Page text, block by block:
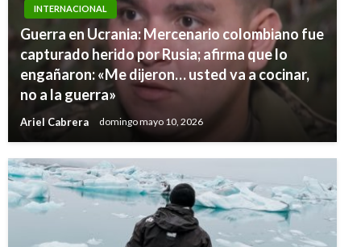
INTERNACIONAL
Guerra en Ucrania: Mercenario colombiano fue
capturado herido por Rusia; afirma que lo
engañaron: «Me dijeron… usted va a cocinar,
no a la guerra»
Ariel Cabrera domingo mayo 10, 2026